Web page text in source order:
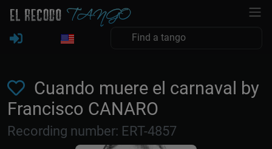
Cuando muere el carnaval by
Francisco CANARO
Recording number: ERT-4857